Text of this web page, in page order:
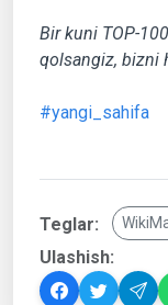
Bir kuni TOP-
qolsangiz, bizni
#yangi_sahifa
Teglar:
Ulashish: